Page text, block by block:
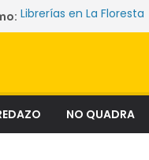
Librerías en La Floresta
Las mujeres que
aspiración social
Tecnología y lectura
NO QUADRA